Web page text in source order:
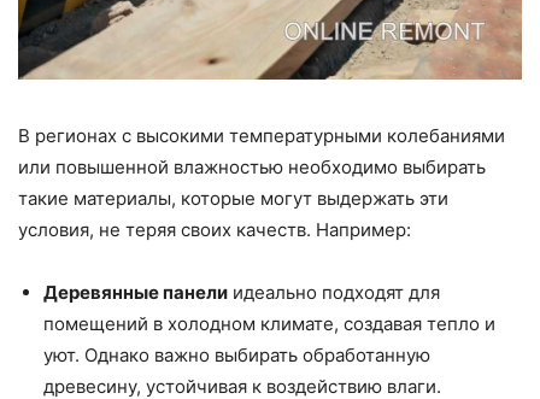
В регионах с высокими температурными колебаниями
или повышенной влажностью необходимо выбирать
такие материалы, которые могут выдержать эти
условия, не теряя своих качеств. Например:
Деревянные панели идеально подходят для
помещений в холодном климате, создавая тепло и
уют. Однако важно выбирать обработанную
древесину, устойчивая к воздействию влаги.